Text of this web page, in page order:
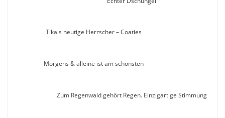
Tikals heutige Herrscher – Coaties
Morgens & alleine ist am schönsten
Zum Regenwald gehört Regen. Einzigartige Stimmung